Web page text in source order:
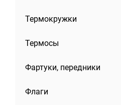
Термокружки
Термосы
Фартуки, передники
Флаги